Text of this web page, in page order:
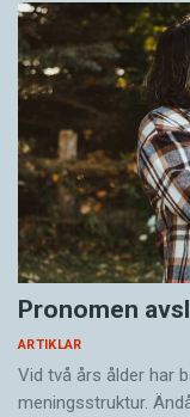
Pronomen
ARTIKLAR
Vid två års ålder har
meningsstruktur.